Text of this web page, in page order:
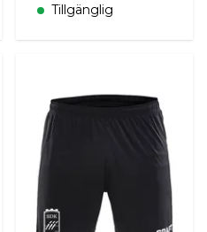
Tillgänglig